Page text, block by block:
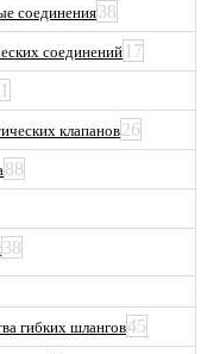
соединения38
соединений17
клапанов26
88
38
гибких шлангов45